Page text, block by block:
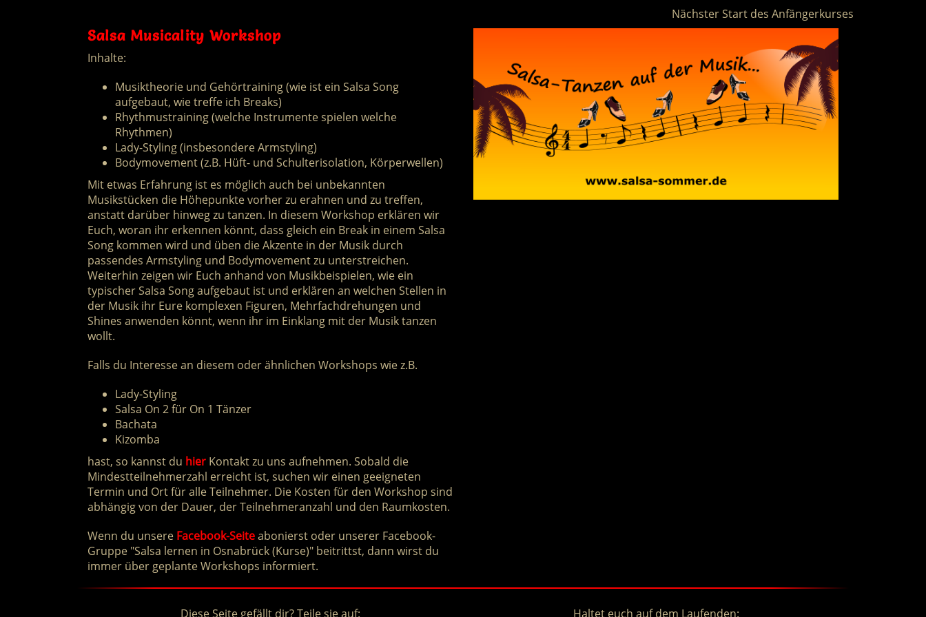
Nächster Start des Anfängerkurses am 16.01.2022
Salsa Musicality Workshop
Inhalte:
Musiktheorie und Gehörtraining (wie ist ein Salsa Song
aufgebaut, wie treffe ich Breaks)
Rhythmustraining (welche Instrumente spielen welche
Rhythmen)
Lady-Styling (insbesondere Armstyling)
Bodymovement (z.B. Hüft- und Schulterisolation, Körperwellen)
Mit etwas Erfahrung ist es möglich auch bei unbekannten
Musikstücken die Höhepunkte vorher zu erahnen und zu treffen,
anstatt darüber hinweg zu tanzen. In diesem Workshop erklären wir
Euch, woran ihr erkennen könnt, dass gleich ein Break in einem Salsa
Song kommen wird und üben die Akzente in der Musik durch
passendes Armstyling und Bodymovement zu unterstreichen.
Weiterhin zeigen wir Euch anhand von Musikbeispielen, wie ein
typischer Salsa Song aufgebaut ist und erklären an welchen Stellen in
der Musik ihr Eure komplexen Figuren, Mehrfachdrehungen und
Shines anwenden könnt, wenn ihr im Einklang mit der Musik tanzen
wollt.
Falls du Interesse an diesem oder ähnlichen Workshops wie z.B.
Lady-Styling
Salsa On 2 für On 1 Tänzer
Bachata
Kizomba
hast, so kannst du hier Kontakt zu uns aufnehmen. Sobald die
Mindestteilnehmerzahl erreicht ist, suchen wir einen geeigneten
Termin und Ort für alle Teilnehmer. Die Kosten für den Workshop sind
abhängig von der Dauer, der Teilnehmeranzahl und den Raumkosten.
Wenn du unsere Facebook-Seiteabonierst oder unserer Facebook-
Gruppe "Salsa lernen in Osnabrück (Kurse)" beitrittst, dann wirst du
immer über geplante Workshops informiert.
Diese Seite gefällt dir? Teile sie auf: Haltet euch auf dem Laufenden: